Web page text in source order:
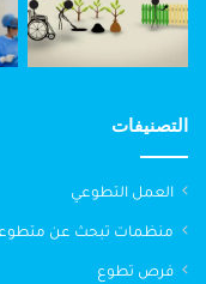
التصنيفات
العمل التطوعي
منظمات تبحث عن
فرص تطوع